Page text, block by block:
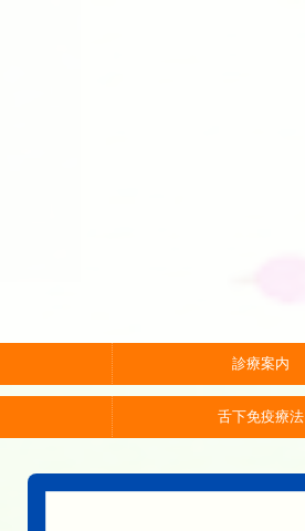
診療案内
舌下免疫療法